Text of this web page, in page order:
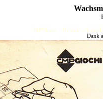
HJFHenze - Helmut´s
Dank